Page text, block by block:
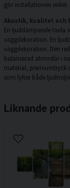
gör installationen enkel.
Akustik, kvalitet och
En ljuddämpande tavla
väggdekoration. En
väggdekoration. Den
balanserad atmosfär i
material, premiumtryck
som lyfter både
Liknande